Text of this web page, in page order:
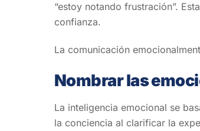
“estoy notando frustración”.
confianza.
La comunicación
Nombrar las
La inteligencia emocional se
la conciencia al clarificar la